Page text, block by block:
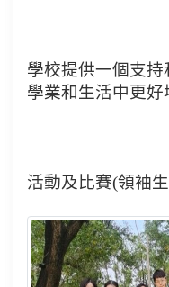
學校提供一個支
學業和生活中更好
活動及比賽(領袖生